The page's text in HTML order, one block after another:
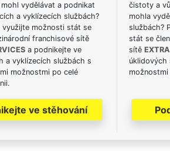
vydělávat a podnikat
a vyklízecích službách?
využijte možnosti stát se
franchisové sítě
a podnikejte ve
a vyklízecích službách s
možnostmi po celé
ve stěhování
čistoty a
mohla
službách?
stát se
sítě
úklidových